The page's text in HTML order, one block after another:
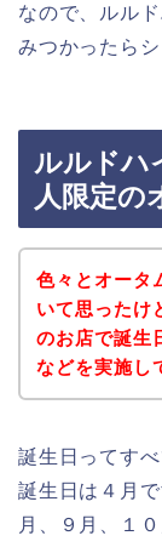
なので、ルル
みつかったら
ルルドハ
人限定の
色々とオータ
いて思ったけ
のお店で誕生
などを実施し
誕生日ってす
誕生日は４月
月、９月、１